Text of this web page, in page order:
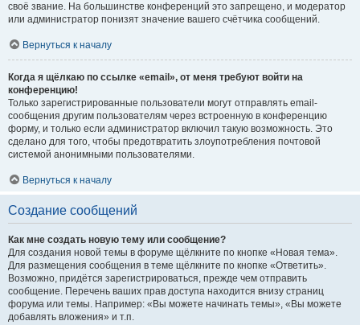
своё звание. На большинстве конференций это запрещено, и модератор
или администратор понизят значение вашего счётчика сообщений.
Вернуться к началу
Когда я щёлкаю по ссылке «email», от меня требуют войти на
конференцию!
Только зарегистрированные пользователи могут отправлять email-
сообщения другим пользователям через встроенную в конференцию
форму, и только если администратор включил такую возможность. Это
сделано для того, чтобы предотвратить злоупотребления почтовой
системой анонимными пользователями.
Вернуться к началу
Создание сообщений
Как мне создать новую тему или сообщение?
Для создания новой темы в форуме щёлкните по кнопке «Новая тема».
Для размещения сообщения в теме щёлкните по кнопке «Ответить».
Возможно, придётся зарегистрироваться, прежде чем отправить
сообщение. Перечень ваших прав доступа находится внизу страниц
форума или темы. Например: «Вы можете начинать темы», «Вы можете
добавлять вложения» и т.п.